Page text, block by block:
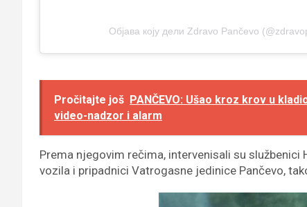
Објава коју дели Zdravo Pančevo
Pročitajte još PANČEVO: Ušao kroz krov u
video-nadzor i alarm
Prema njegovim rečima, intervenisali su
vozila i pripadnici Vatrogasne jedinice Pančevo,